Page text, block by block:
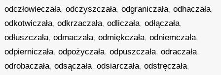
odczłowieczała,odczyszczała,odgraniczała,odhaczała,
odkotwiczała,odkrzaczała,odliczała,odłączała,
odłuszczała,odmaczała,odmiękczała,odniemczała,
odpierniczała,odpożyczała,odpuszczała,odraczała,
odrobaczała,odsączała,odsiarczała,odstręczała,